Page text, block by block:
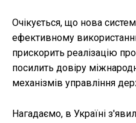
Очікується, що нова
ефективному
прискорить реалізацію
посилить довіру
механізмів управління
Нагадаємо, в Україні